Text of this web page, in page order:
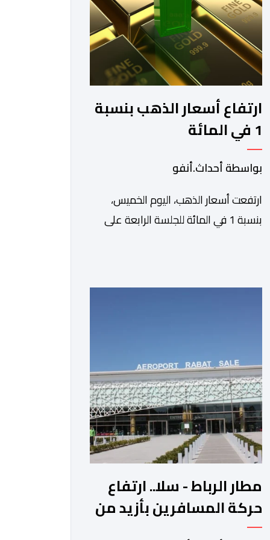
تساعدهم […]
ارتفاع أسعار الذهب بنسبة
1 في المائة
بواسطة أحداث.أنفو
ارتفعت أسعار الذهب، اليوم الخميس،
بنسبة 1 في المائة للجلسة الرابعة على
الماضي، فيما ارتفعت العقود الأمريكية
الآجلة […]
مطار الرباط - سلا.. ارتفاع
حركة المسافرين بأزيد من